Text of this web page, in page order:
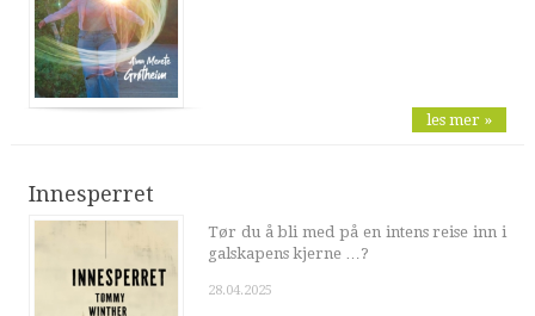
les mer »
Innesperret
Tør du å bli med på en intens reise inn i
galskapens kjerne …?
28.04.2025